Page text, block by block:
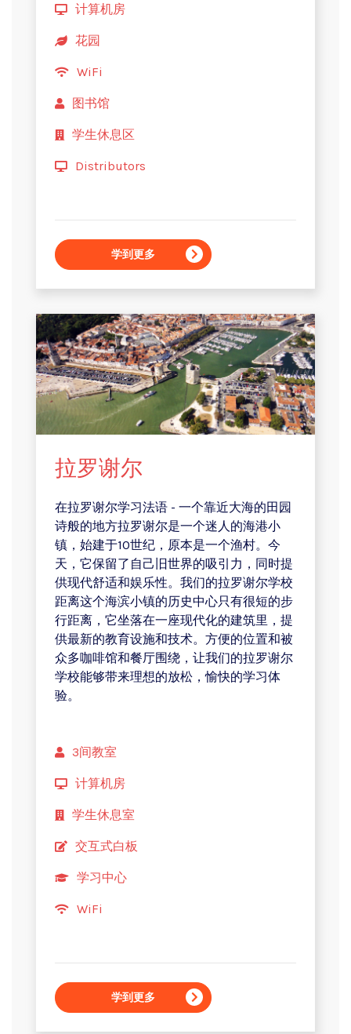
计算机房
花园
WiFi
图书馆
学生休息区
Distributors
学到更多
拉罗谢尔
在拉罗谢尔学习法语 - 一个靠近大海的田园
诗般的地方拉罗谢尔是一个迷人的海港小
镇，始建于10世纪，原本是一个渔村。今
天，它保留了自己旧世界的吸引力，同时提
供现代舒适和娱乐性。我们的拉罗谢尔学校
距离这个海滨小镇的历史中心只有很短的步
行距离，它坐落在一座现代化的建筑里，提
供最新的教育设施和技术。方便的位置和被
众多咖啡馆和餐厅围绕，让我们的拉罗谢尔
学校能够带来理想的放松，愉快的学习体
验。
3间教室
计算机房
学生休息室
交互式白板
学习中心
WiFi
学到更多